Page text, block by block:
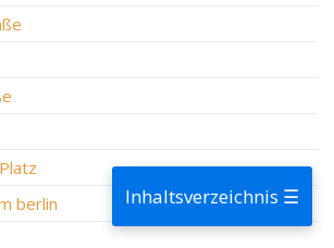
berlin
Inhaltsverzeichnis ☰